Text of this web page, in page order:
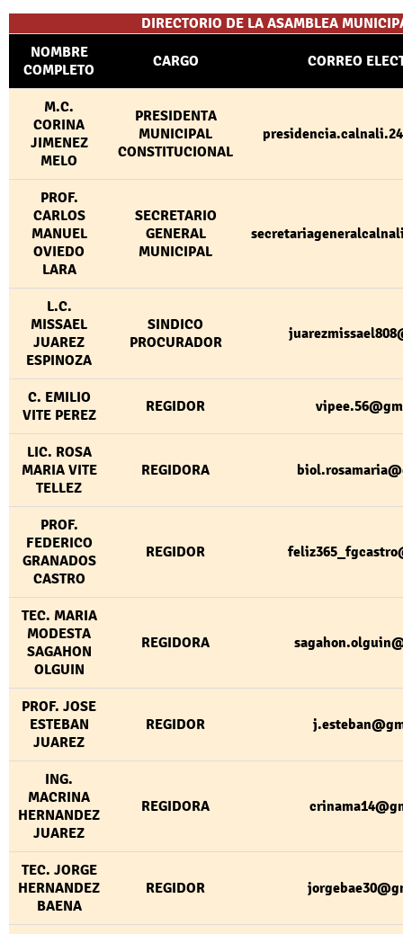
DIRECTORIO DE LA ASAMBLEA
NOMBRE
COMPLETO
CARGO CORREO
M.C.
CORINA
JIMENEZ
MELO
PRESIDENTA
MUNICIPAL
CONSTITUCIONAL
PROF.
CARLOS
MANUEL
OVIEDO
LARA
SECRETARIO
GENERAL
MUNICIPAL
L.C.
MISSAEL
JUAREZ
ESPINOZA
SINDICO
PROCURADOR
C. EMILIO
VITE PEREZ
REGIDOR
LIC. ROSA
MARIA VITE
TELLEZ
REGIDORA
PROF.
FEDERICO
GRANADOS
CASTRO
REGIDOR
TEC. MARIA
MODESTA
SAGAHON
OLGUIN
REGIDORA
PROF. JOSE
ESTEBAN
JUAREZ
REGIDOR
ING.
MACRINA
HERNANDEZ
JUAREZ
REGIDORA
TEC. JORGE
HERNANDEZ
BAENA
REGIDOR